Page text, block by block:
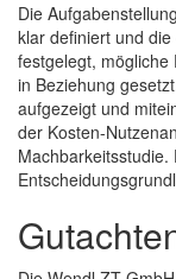
Die
klar definiert und
festgelegt,
in Beziehung
aufgezeigt und
der Kosten-